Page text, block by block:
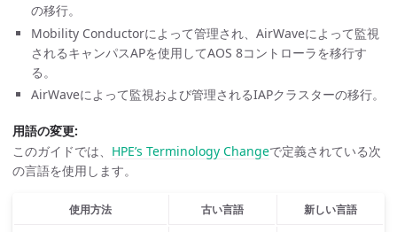
の移行。
Mobility Conductorによって管理され、AirWaveによって監視
されるキャンパスAPを使用してAOS 8コントローラを移行す
る。
AirWaveによって監視および管理されるIAPクラスターの移行。
用語の変更:
このガイドでは、 HPE’s Terminology Changeで定義されている次
の言語を使用します。
使用方法 古い言語 新しい言語